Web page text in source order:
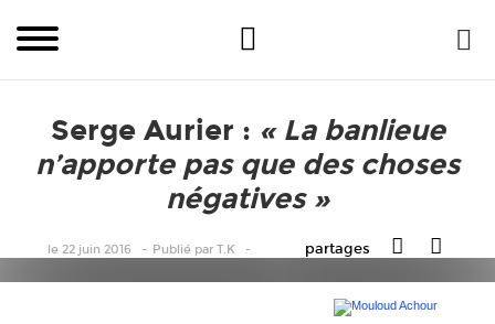
Serge Aurier : « La banlieue
n’apporte pas que des choses
négatives »
le 22 juin 2016 Publié par T.K partages